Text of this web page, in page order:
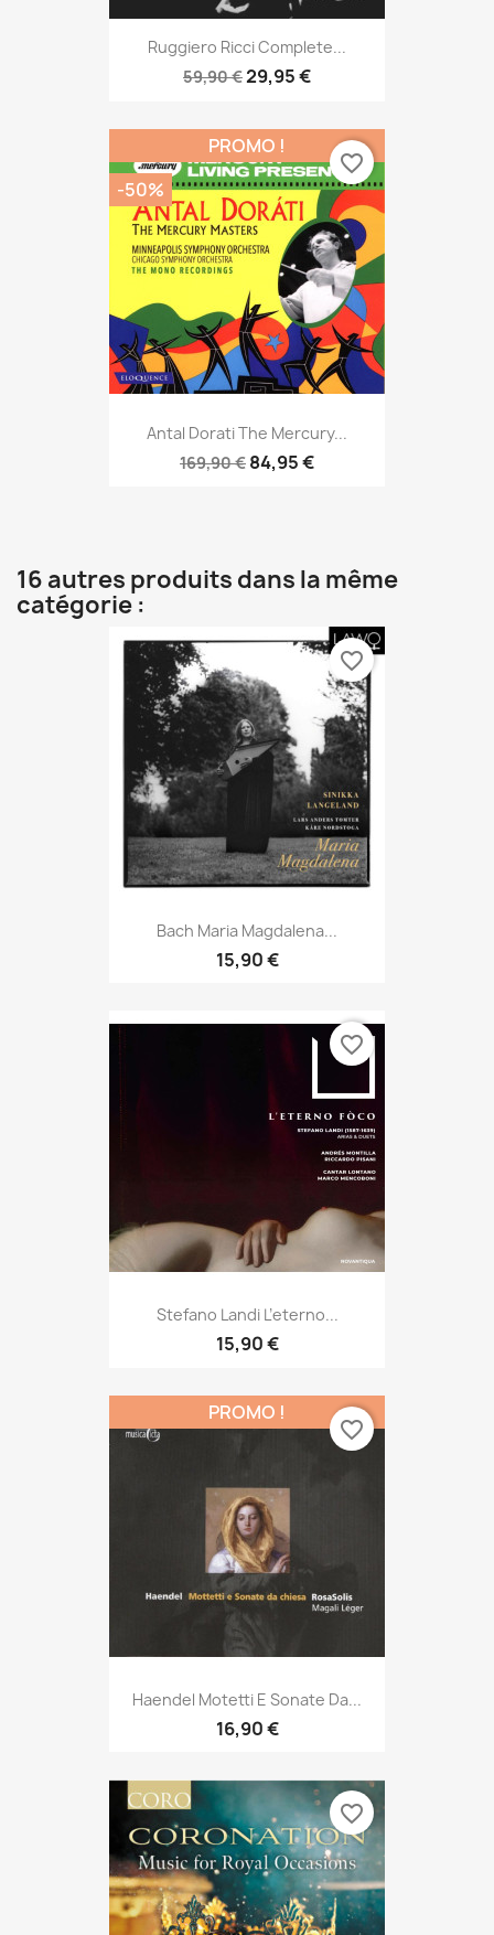
Ruggiero Ricci Complete...
59,90 €29,95 €
Antal Dorati The Mercury...
169,90 € 84,95 €
PROMO !
-50%
favorite_border
16 autres produits dans la même
catégorie :
Bach Maria Magdalena...
15,90 €
favorite_border
Stefano Landi L’eterno...
15,90 €
favorite_border
Haendel Motetti E Sonate Da...
16,90 €
PROMO !
favorite_border
favorite_border